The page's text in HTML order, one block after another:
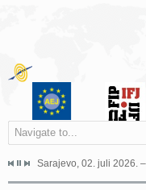
Navigate to...
Grada Sarajeva povodom
Sarajevo, 02. juli 2026.